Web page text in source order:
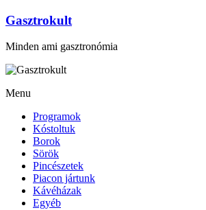
Gasztrokult
Minden ami gasztronómia
Menu
Programok
Kóstoltuk
Borok
Sörök
Pincészetek
Piacon jártunk
Kávéházak
Egyéb